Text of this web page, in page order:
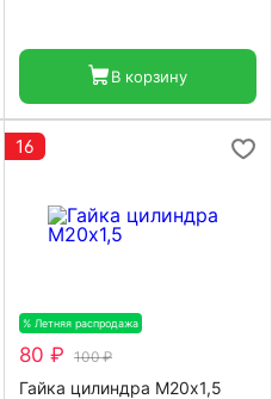
В корзину
16
% Летняя распродажа
80 ₽ 100 ₽
Гайка цилиндра М20х1,5